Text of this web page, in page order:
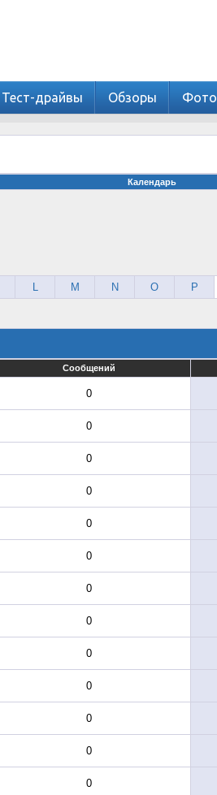
Тест-драйвы Обзоры Фото
Календарь
L M N O P
Сообщений
0
0
0
0
0
0
0
0
0
0
0
0
0